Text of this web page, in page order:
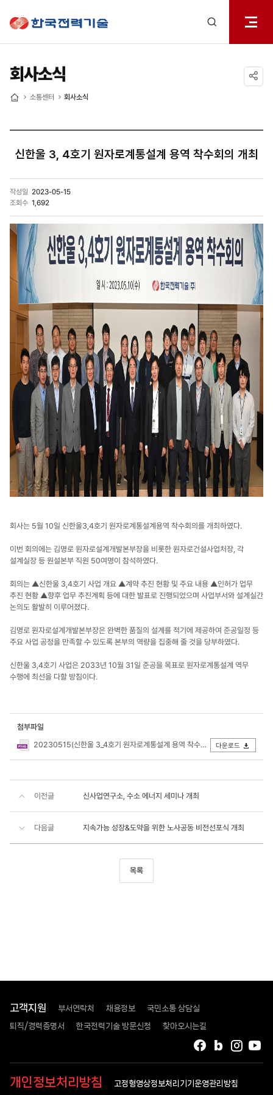
열기
회사소식
소통센터 회사소식
신한울 3, 4호기 원자로계통설계 용역 착수회의 개최
작성일 2023-05-15
조회수 1,692
회사는 5월 10일 신한울3,4호기 원자로계통설계용역 착수회의를 개최하였다.
이번 회의에는 김명로 원자로설계개발본부장을 비롯한 원자로건설사업처장, 각
설계실장 등 원설본부 직원 50여명이 참석하였다.
회의는 ▲신한울 3,4호기 사업 개요 ▲계약 추진 현황 및 주요 내용 ▲인허가 업무
추진 현황 ▲향후 업무 추진계획 등에 대한 발표로 진행되었으며 사업부서와 설계실간
논의도 활발히 이루어졌다.
김명로 원자로설계개발본부장은 완벽한 품질의 설계를 적기에 제공하여 준공일정 등
주요 사업 공정을 만족할 수 있도록 본부의 역량을 집중해 줄 것을 당부하였다.
신한울 3,4호기 사업은 2033년 10월 31일 준공을 목표로 원자로계통설계 역무
수행에 최선을 다할 방침이다.
첨부파일
20230515(신한울 3_4호기 원자로계통설계 용역 착수 회의)-main.png
다운로드
이전글 신사업연구소, 수소 에너지 세미나 개최
다음글 지속가능 성장&도약을 위한 노사공동 비전선포식 개최
목록
고객지원 부서연락처 채용정보 국민소통 상담실
퇴직/경력증명서 한국전력기술 방문신청 찾아오시는길
인스
블로그
페이스북
개인정보처리방침 고정형영상정보처리기기운영관리방침